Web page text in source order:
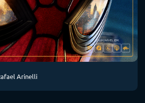
Arinelli